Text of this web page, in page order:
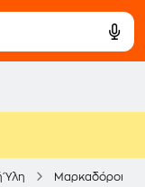
Ύλη Μαρκαδόροι